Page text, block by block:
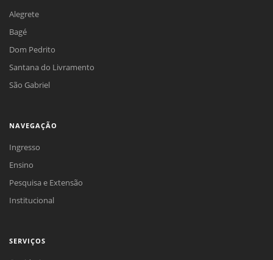
Alegrete
Bagé
Dom Pedrito
Santana do Livramento
São Gabriel
NAVEGAÇÃO
Ingresso
Ensino
Pesquisa e Extensão
Institucional
SERVIÇOS